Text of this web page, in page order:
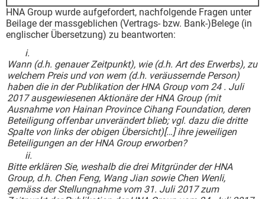
HNA Group wurde aufgefordert, nachfolgende Fragen unter
Beilage der massgeblichen (Vertrags- bzw. Bank-)Belege (in
englischer Übersetzung) zu beantworten:
i.
Wann (d.h. genauer Zeitpunkt), wie (d.h. Art des Erwerbs), zu
welchem Preis und von wem (d.h. veräussernde Person)
haben die in derPublikation der HNA Group vom 24 . Juli
2017 ausgewiesenen Aktionäre der HNA Group (mit
Ausnahme von Hainan Province Cihang Foundation, deren
Beteiligung offenbar unverändert blieb; vgl. dazu die dritte
Spalte von links der obigen Übersicht)[…]ihre jeweiligen
Beteiligungen an der HNA Group erworben?
ii.
Bitte erklären Sie, weshalb die drei Mitgründer der HNA
Group, d.h. Chen Feng, Wang Jian sowie Chen Wenli,
gemäss der Stellungnahme vom 31. Juli 2017 zum